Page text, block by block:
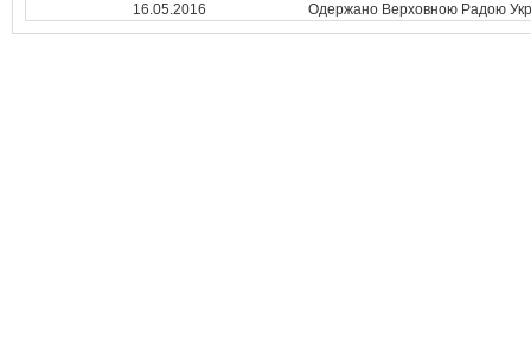
16.05.2016
Одержано Верховною Радою